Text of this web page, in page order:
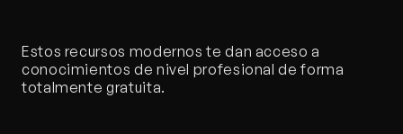
Estos recursos modernos te dan acceso a
conocimientos de nivel profesional de forma
totalmente gratuita.